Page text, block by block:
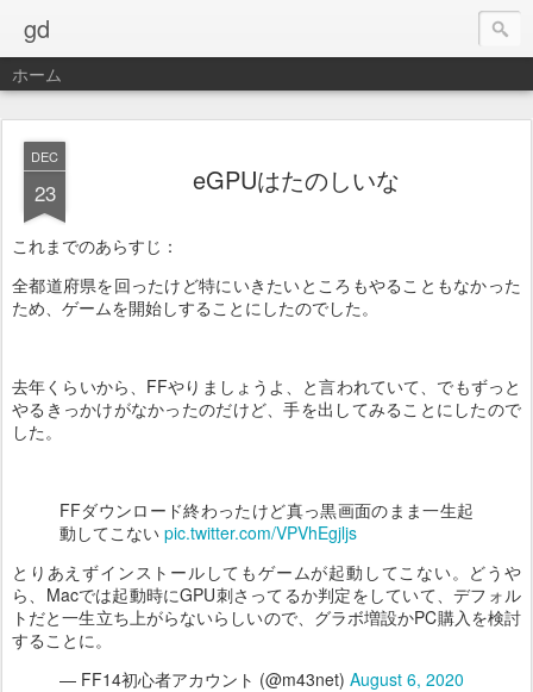
gd
ホーム
DEC
23 eGPUはたのしいな
これまでのあらすじ：
全都道府県を回ったけど特にいきたいところもやることもなかった
ため、ゲームを開始しすることにしたのでした。
去年くらいから、FFやりましょうよ、と言われていて、でもずっと
やるきっかけがなかったのだけど、手を出してみることにしたので
した。
FFダウンロード終わったけど真っ黒画面のまま一生起
動してこない pic.twitter.com/VPVhEgjljs
とりあえずインストールしてもゲームが起動してこない。どうや
ら、Macでは起動時にGPU刺さってるか判定をしていて、デフォル
トだと一生立ち上がらないらしいので、グラボ増設かPC購入を検討
することに。
— FF14初心者アカウント (@m43net) August 6, 2020